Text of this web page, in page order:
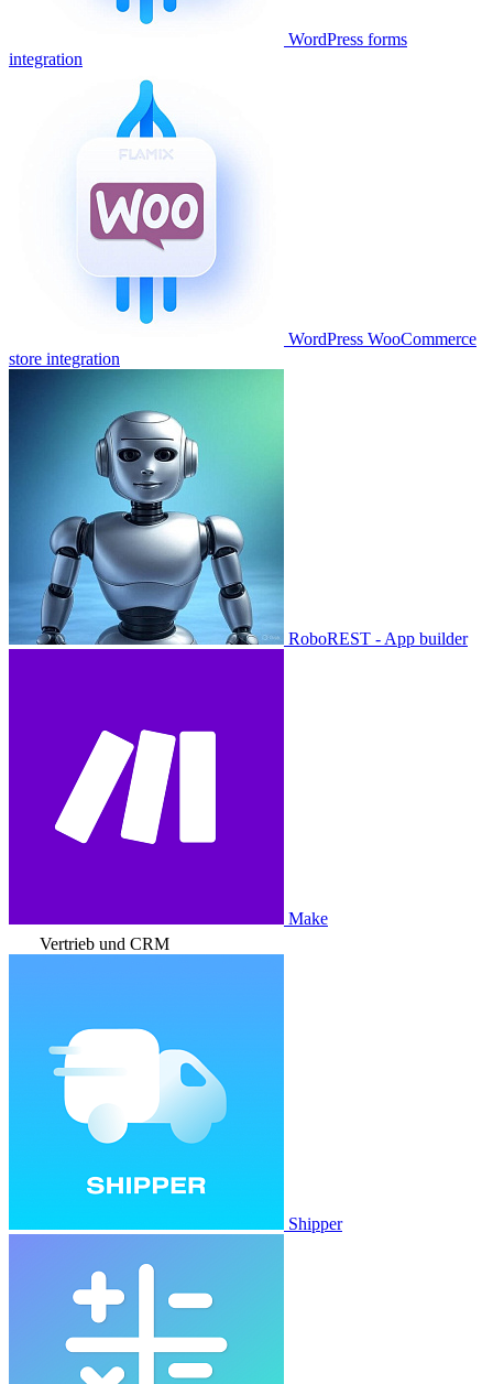
WordPress forms
integration
WordPress WooCommerce
store integration
RoboREST - App builder
Make
Vertrieb und CRM
Shipper